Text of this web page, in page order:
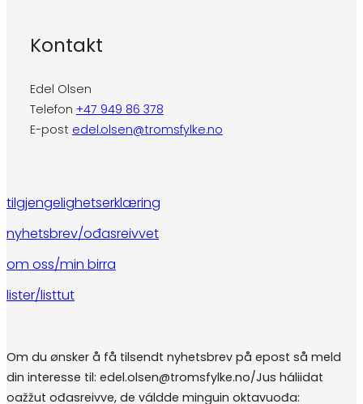
Kontakt
Edel Olsen
Telefon +47 949 86 378
E-post edel.olsen@tromsfylke.no
tilgjengelighetserklæring
nyhetsbrev/ođasreivvet
om oss/min birra
lister/listtut
Om du ønsker å få tilsendt nyhetsbrev på epost så meld
din interesse til: edel.olsen@tromsfylke.no/Jus háliidat
oažžut ođasreivve, de váldde minguin oktavuođa: